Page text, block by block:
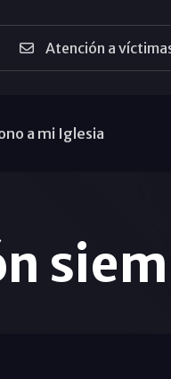
Atención a
a mi Iglesia